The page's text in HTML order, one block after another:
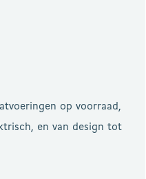
op voorraad,
en van design tot